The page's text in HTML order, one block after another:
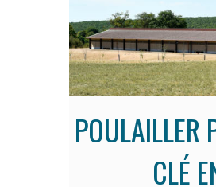
POULAILLER
CLÉ